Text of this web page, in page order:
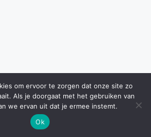
om ervoor te zorgen dat onze site zo
Als je doorgaat met het gebruiken van
we ervan uit dat je ermee instemt.
Ok